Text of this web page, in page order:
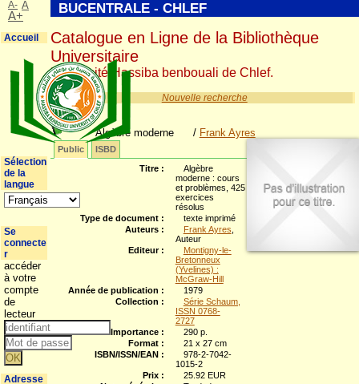
Nouvelle recherche
Algèbre moderne / Frank Ayres
Public
ISBD
Titre :
Algèbre
moderne : cours
et problèmes, 425
exercices
résolus
Type de document :
texte imprimé
Auteurs :
Frank Ayres
Auteur
Editeur :
Montigny-le-
Bretonneux
(Yvelines) :
McGraw-Hill
Année de publication :
1979
Collection :
Série Schaum,
ISSN 0768-
2727
Importance :
290 p.
Format :
21 x 27 cm
ISBN/ISSN/EAN :
978-2-7042-
1015-2
Prix :
25.92 EUR
BUCENTRALE - CHLEF
Catalogue en Ligne de la Bibliothèque
Universitaire
Université Hassiba benbouali de Chlef.
A- A
A+
Accueil
Sélection
de la
langue
Se
connecte
r
accéder
à votre
compte
de
lecteur
Adresse